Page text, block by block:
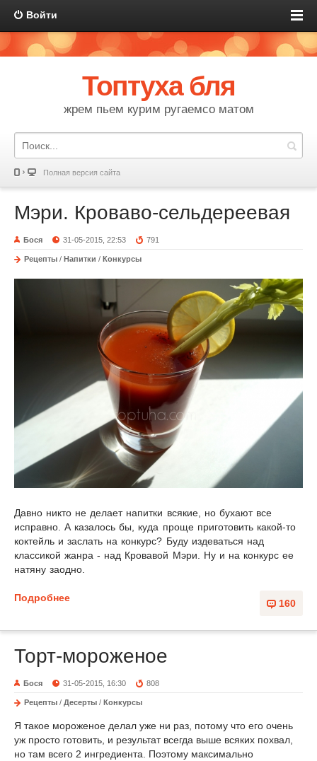
Войти
Топтуха бля
жрем пьем курим ругаемсо матом
Полная версия сайта
Мэри. Кроваво-сельдереевая
Бося 31-05-2015, 22:53 791
Рецепты / Напитки / Конкурсы
Давно никто не делает напитки всякие, но бухают все
исправно. А казалось бы, куда проще приготовить какой-то
коктейль и заслать на конкурс? Буду издеваться над
классикой жанра - над Кровавой Мэри. Ну и на конкурс ее
натяну заодно.
160
Подробнее
Торт-мороженое
Бося 31-05-2015, 16:30 808
Рецепты / Десерты / Конкурсы
Я такое мороженое делал уже ни раз, потому что его очень
уж просто готовить, и результат всегда выше всяких похвал,
но там всего 2 ингредиента. Поэтому максимально